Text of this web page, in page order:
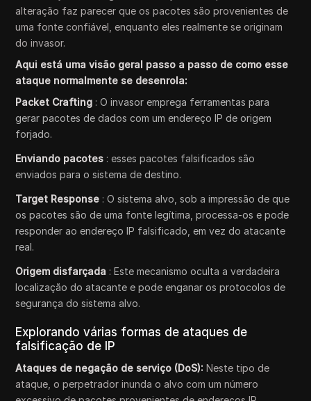
alteração faz parecer que os pacotes são provenientes de
uma fonte confiável, enquanto eles realmente se originam
do invasor.
Aqui está uma visão geral passo a passo de como esse
ataque normalmente se desenrola:
Packet Crafting : O invasor emprega ferramentas para
gerar pacotes de dados com um endereço IP de origem
forjado.
Enviando pacotes : esses pacotes falsificados são
enviados para o sistema de destino.
Target Response : O sistema alvo, sob a impressão de que
os pacotes são de uma fonte legítima, processa-os e pode
responder ao endereço IP falsificado, em vez do atacante
real.
Origem disfarçada : Este mecanismo oculta a verdadeira
localização do atacante e pode enganar os protocolos de
segurança do sistema alvo.
Explorando várias formas de ataques de
falsificação de IP
Ataques de negação de serviço (DoS):Neste tipo de
ataque, o perpetrador inunda o alvo com um número